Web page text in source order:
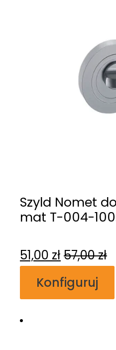
Szyld Nomet
mat T-004-
51,00 zł 57,00zł
Konfiguruj